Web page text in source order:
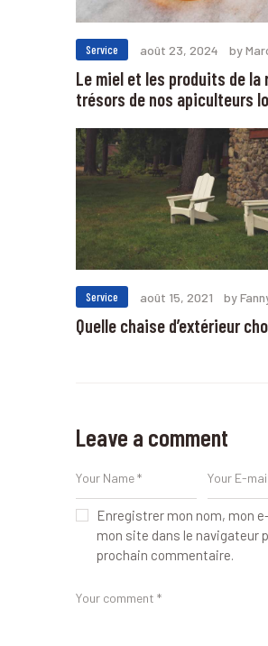
Service août 23, 2024 by
Le miel et les produits de la
trésors de nos apiculteurs
Service août 15, 2021 by
Quelle chaise d’extérieur
Leave a comment
Enregistrer mon nom, mon
mon site dans le navigateur
prochain commentaire.